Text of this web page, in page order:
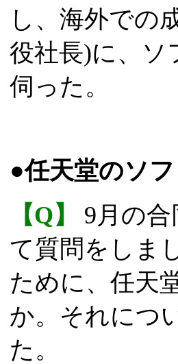
し、海外での
役社長)に、ソ
伺った。
●任天堂のソ
【Q】
9月の
て質問をしま
ために、任天
か。それにつ
た。